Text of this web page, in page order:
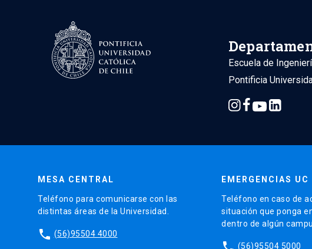
Escuela de
Pontificia
MESA CENTRAL
Teléfono para comunicarse con las
distintas áreas de la Universidad.
phone (56)95504 4000
EMERGENCIAS UC
Teléfono en caso de
situación que ponga
dentro de algún
(56)95504 5000